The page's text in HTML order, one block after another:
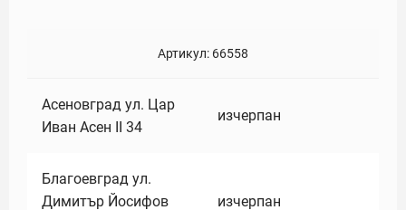
Артикул: 66558
Асеновград ул. Цар
Иван Асен II 34
изчерпан
Благоевград ул.
Димитър Йосифов
изчерпан